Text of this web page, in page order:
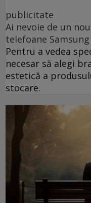
publicitate
Ai nevoie de un
telefoane
Pentru a vedea
necesar să alegi
estetică a
stocare.